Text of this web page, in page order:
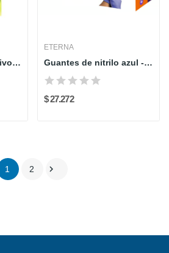
Ambientador decorativo - frutos exoticos - ETERNA
ETERNA
Guantes de nitrilo azul - Eterna x 100
$ 27.272
1 2 